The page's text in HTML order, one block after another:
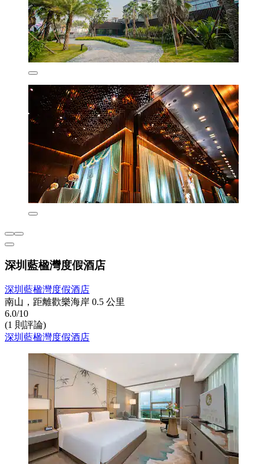
深圳藍楹灣度假酒店
深圳藍楹灣度假酒店
南山，距離歡樂海岸 0.5 公里
6.0/10
(1 則評論)
深圳藍楹灣度假酒店